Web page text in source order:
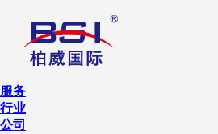
服务
行业
公司